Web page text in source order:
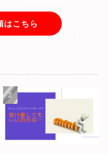
はこちら